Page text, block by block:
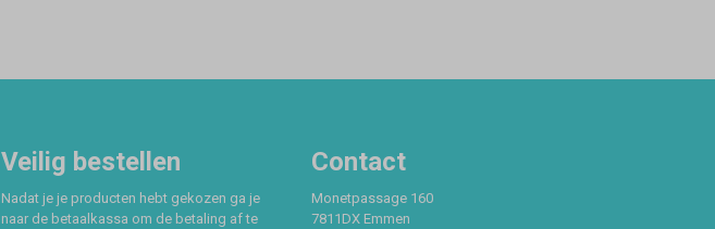
Veilig bestellen
Nadat je je producten hebt gekozen ga je
naar de betaalkassa om de betaling af te
Contact
Monetpassage 160
7811DX Emmen